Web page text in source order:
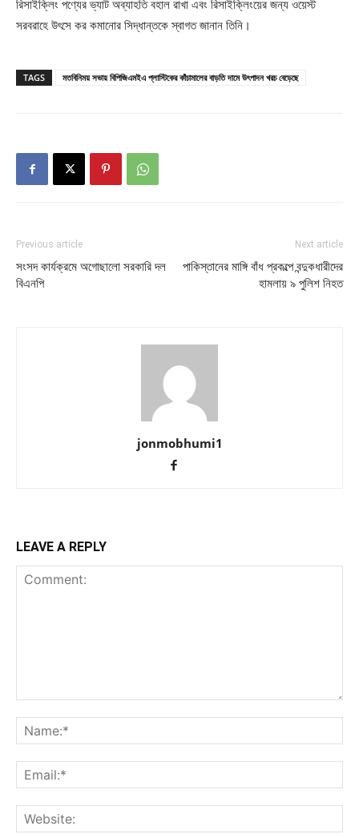
রিসাইক্লিং পণ্যের ভ্যাট অব্যাহতি বহাল রাখা এবং রিসাইক্লিংয়ের জন্য ওয়েস্ট
সরবরাহে উৎসে কর কমানোর সিদ্ধান্তকে স্বাগত জানান তিনি।
TAGS মতবিনিময় সভায় বিপিজিএমইএ প্লাস্টিকের কাঁচামালের বাড়তি দামে উৎপাদন খরচ বেড়েছে
Previous article
সংসদ কার্যক্রমে অগোছালো সরকারি দল
বিএনপি
Next article
পাকিস্তানের মাঙ্গি বাঁধ প্রকল্পে বন্দুকধারীদের
হামলায় ৯ পুলিশ নিহত
jonmobhumi1
LEAVE A REPLY